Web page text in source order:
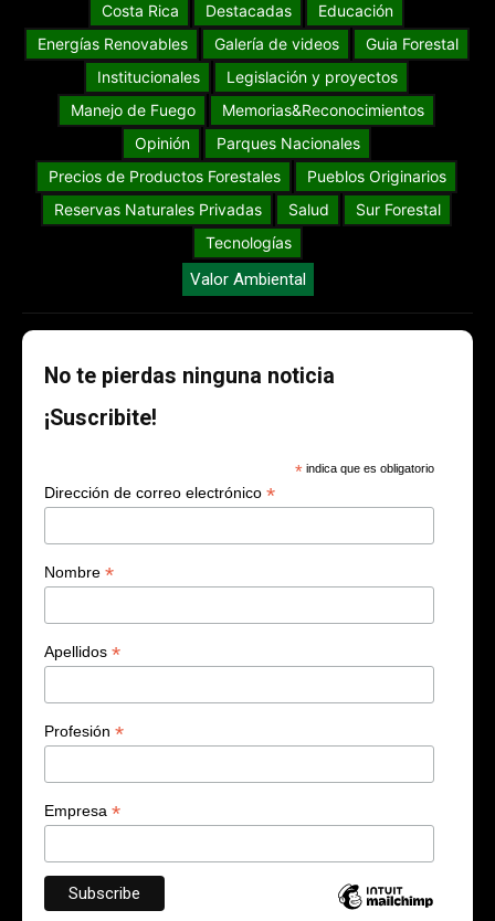
Costa Rica
Destacadas
Educación
Energías Renovables
Galería de videos
Guia Forestal
Institucionales
Legislación y proyectos
Manejo de Fuego
Memorias&Reconocimientos
Opinión
Parques Nacionales
Precios de Productos Forestales
Pueblos Originarios
Reservas Naturales Privadas
Salud
Sur Forestal
Tecnologías
Valor Ambiental
No te pierdas ninguna noticia
¡Suscribite!
* indica que es obligatorio
Dirección de correo electrónico *
Nombre *
Apellidos *
Profesión *
Empresa *